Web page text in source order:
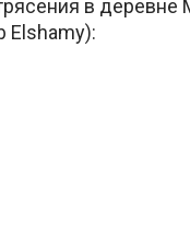
в деревне
Elshamy):